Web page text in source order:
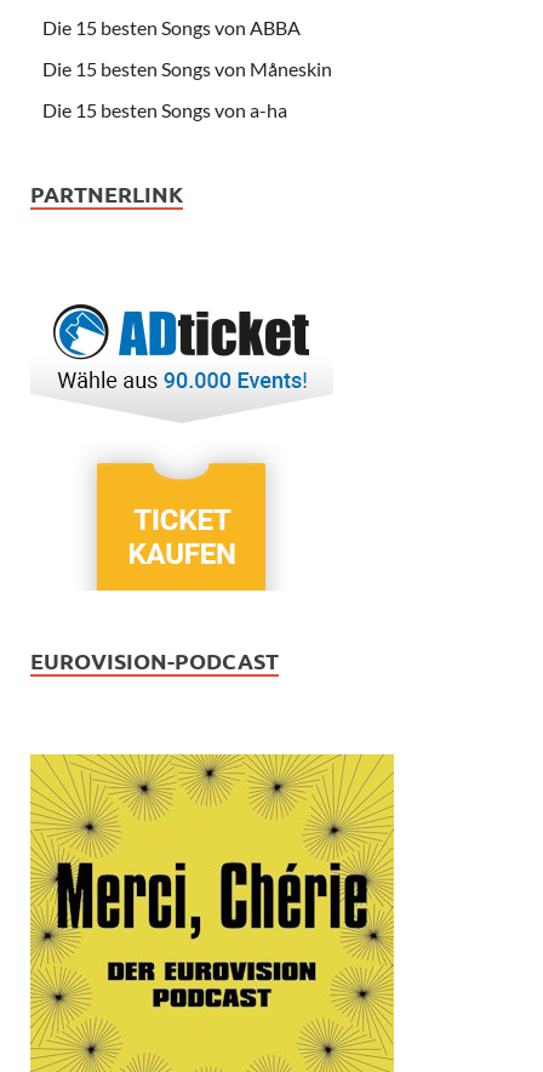
Die 15 besten Songs von ABBA
Die 15 besten Songs von Måneskin
Die 15 besten Songs von a-ha
PARTNERLINK
EUROVISION-PODCAST